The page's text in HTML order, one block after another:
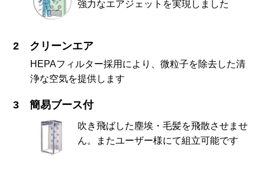
強力なエアジェットを実現しました
クリーンエア
HEPAフィルター採用により、微粒子を除去した清
浄な空気を提供します
簡易ブース付
吹き飛ばした塵埃・毛髪を飛散させませ
ん。またユーザー様にて組立可能です